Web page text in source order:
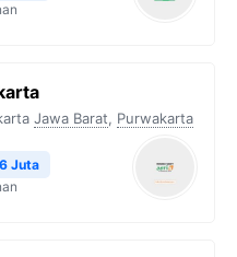
Jawa Barat, Purwakarta
Juta